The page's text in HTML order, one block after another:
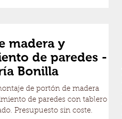
madera y
de paredes -
Bonilla
de portón de madera
de paredes con tablero de
Presupuesto sin coste.